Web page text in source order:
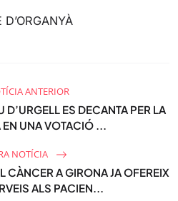
ANTERIOR
D’URGELL ES DECANTA PER LA
UNA VOTACIÓ ...
NOTÍCIA
CÀNCER A GIRONA JA OFEREIX
ALS PACIEN...